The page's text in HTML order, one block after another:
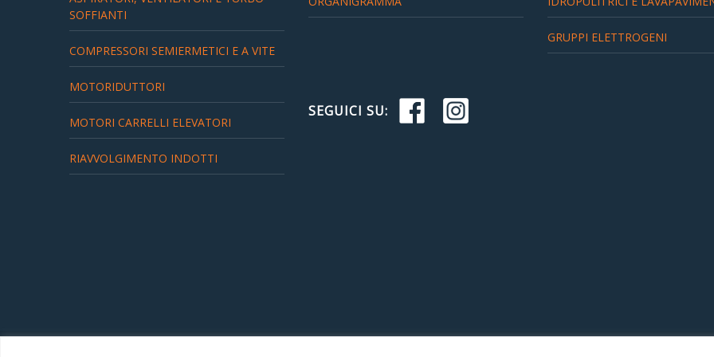
SOFFIANTI
COMPRESSORI SEMIERMETICI E A VITE
MOTORIDUTTORI
MOTORI CARRELLI ELEVATORI
RIAVVOLGIMENTO INDOTTI
GRUPPI ELETTROGENI
SEGUICI SU: